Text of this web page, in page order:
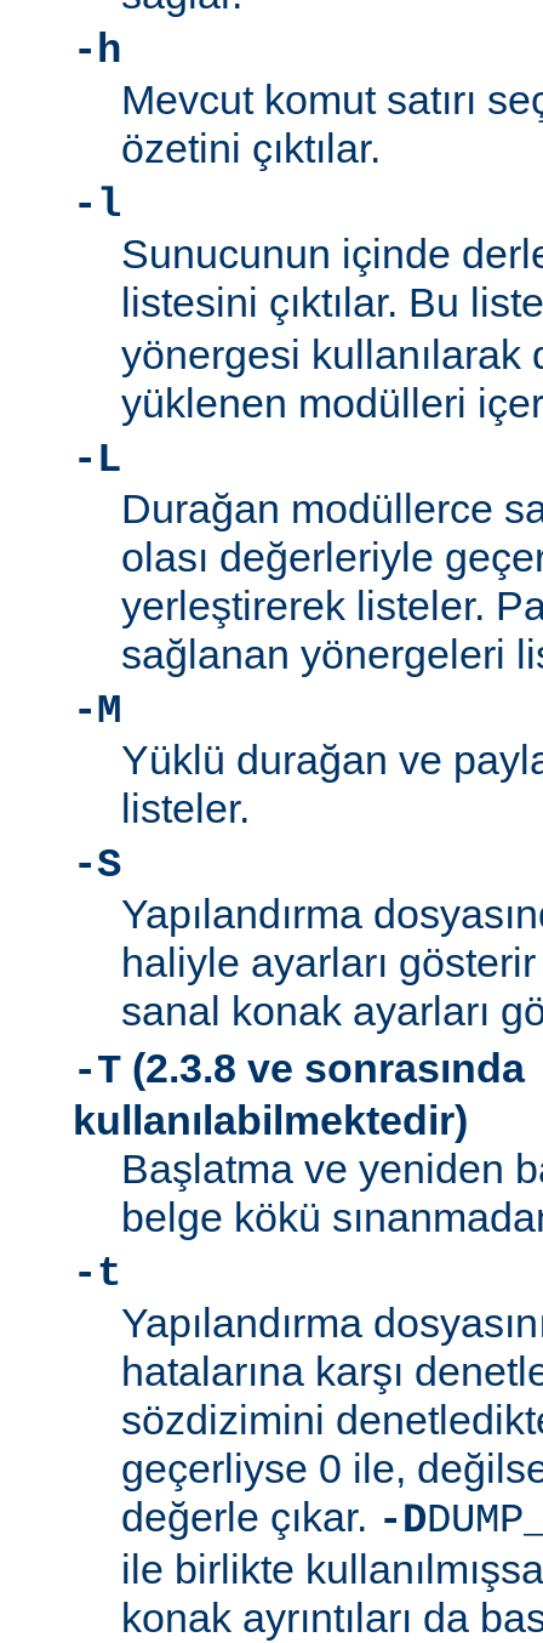
-h
Mevcut komut satırı
özetini çıktılar.
-l
Sunucunun içinde
listesini çıktılar. Bu
yönergesi kullanılarak
yüklenen modülleri
-L
Durağan modüllerce
olası değerleriyle
yerleştirerek listeler.
sağlanan yönergeleri
-M
Yüklü durağan ve
listeler.
-S
Yapılandırma
haliyle ayarları
sanal konak ayarları
-T (2.3.8 ve sonrasında
kullanılabilmektedir)
Başlatma ve yeniden
belge kökü
-t
Yapılandırma
hatalarına karşı
sözdizimini
geçerliyse 0 ile,
değerle çıkar. -D
ile birlikte
konak ayrıntıları da